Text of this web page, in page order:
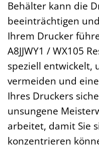
Behälter kann die
beeinträchtigen
Ihrem Drucker
A8JJWY1 / WX105
speziell entwickelt,
vermeiden und
Ihres Druckers
unsungene
arbeitet, damit Sie
konzentrieren